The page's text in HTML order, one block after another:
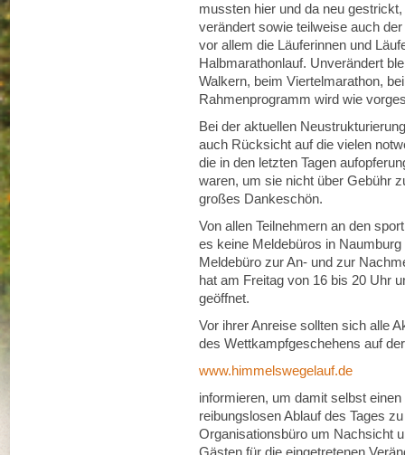
mussten hier und da neu
verändert sowie teilweise auch
vor allem die Läuferinnen und
Halbmarathonlauf. Unverändert
Walkern, beim Viertelmarathon,
Rahmenprogramm wird wie
Bei der aktuellen
auch Rücksicht auf die vielen
die in den letzten Tagen
waren, um sie nicht über Gebühr
großes Dankeschön.
Von allen Teilnehmern an den
es keine Meldebüros in
Meldebüro zur An- und zur
hat am Freitag von 16 bis 20 Uhr
geöffnet.
Vor ihrer Anreise sollten sich alle
des Wettkampfgeschehens auf
www.himmelswegelauf.de
informieren, um damit selbst
reibungslosen Ablauf des Tages
Organisationsbüro um Nachsicht
Gästen für die eingetretenen